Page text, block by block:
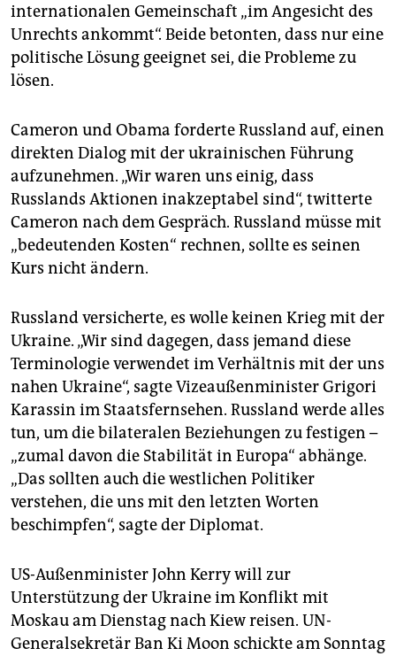
internationalen Gemeinschaft „im Angesicht des
Unrechts ankommt“. Beide betonten, dass nur eine
politische Lösung geeignet sei, die Probleme zu
lösen.
Cameron und Obama forderte Russland auf, einen
direkten Dialog mit der ukrainischen Führung
aufzunehmen. „Wir waren uns einig, dass
Russlands Aktionen inakzeptabel sind“, twitterte
Cameron nach dem Gespräch. Russland müsse mit
„bedeutenden Kosten“ rechnen, sollte es seinen
Kurs nicht ändern.
Russland versicherte, es wolle keinen Krieg mit der
Ukraine. „Wir sind dagegen, dass jemand diese
Terminologie verwendet im Verhältnis mit der uns
nahen Ukraine“, sagte Vizeaußenminister Grigori
Karassin im Staatsfernsehen. Russland werde alles
tun, um die bilateralen Beziehungen zu festigen –
„zumal davon die Stabilität in Europa“ abhänge.
„Das sollten auch die westlichen Politiker
verstehen, die uns mit den letzten Worten
beschimpfen“, sagte der Diplomat.
US-Außenminister John Kerry will zur
Unterstützung der Ukraine im Konflikt mit
Moskau am Dienstag nach Kiew reisen. UN-
Generalsekretär Ban Ki Moon schickte am Sonntag